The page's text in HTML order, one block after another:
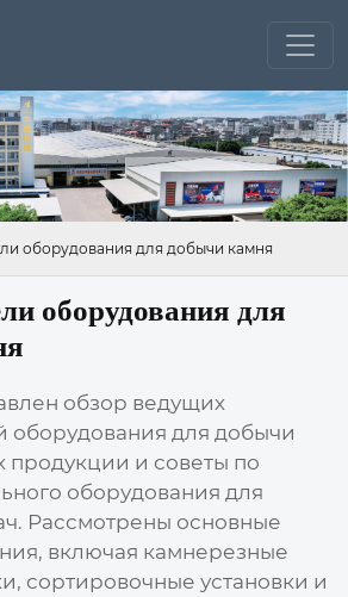
оборудования для добычи камня
оборудования для
обзор ведущих
оборудования для добычи
продукции и советы по
оборудования для
Рассмотрены основные
включая камнерезные
сортировочные установки и